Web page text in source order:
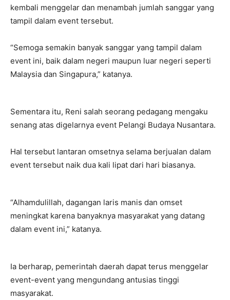
kembali menggelar dan menambah jumlah sanggar yang
tampil dalam event tersebut.
“Semoga semakin banyak sanggar yang tampil dalam
event ini, baik dalam negeri maupun luar negeri seperti
Malaysia dan Singapura,” katanya.
Sementara itu, Reni salah seorang pedagang mengaku
senang atas digelarnya event Pelangi Budaya Nusantara.
Hal tersebut lantaran omsetnya selama berjualan dalam
event tersebut naik dua kali lipat dari hari biasanya.
“Alhamdulillah, dagangan laris manis dan omset
meningkat karena banyaknya masyarakat yang datang
dalam event ini,” katanya.
Ia berharap, pemerintah daerah dapat terus menggelar
event-event yang mengundang antusias tinggi
masyarakat.